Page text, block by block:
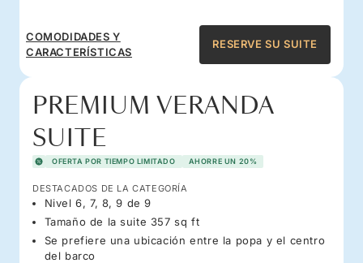
COMODIDADES Y
CARACTERÍSTICAS
RESERVE SU SUITE
PREMIUM VERANDA
SUITE
OFERTA POR TIEMPO LIMITADO AHORRE UN 20%
DESTACADOS DE LA CATEGORÍA
Nivel 6, 7, 8, 9 de 9
Tamaño de la suite 357 sq ft
Se prefiere una ubicación entre la popa y el centro
del barco